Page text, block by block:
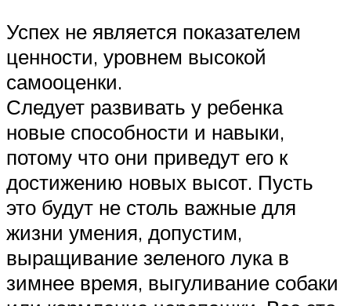
Успех не является показателем
ценности, уровнем высокой
самооценки.
Следует развивать у ребенка
новые способности и навыки,
потому что они приведут его к
достижению новых высот. Пусть
это будут не столь важные для
жизни умения, допустим,
выращивание зеленого лука в
зимнее время, выгуливание собаки